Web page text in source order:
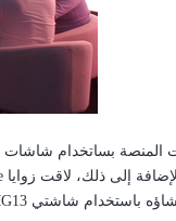
المنصة بساتخدام شاشات
إلى ذلك، لاقت زوايا
باستخدام شاشتي